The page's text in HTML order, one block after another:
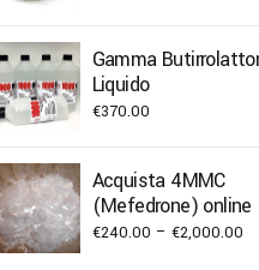
Gamma
Liquido
€370.00
Acquista 4MMC
(Mefedrone) online
€240.00 – €2,000.00